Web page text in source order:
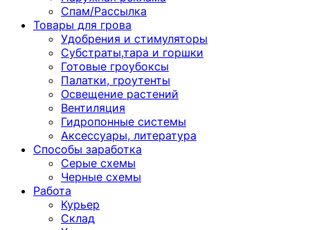
Спам/Рассылка
Товары для грова
Удобрения и стимуляторы
Субстраты,тара и горшки
Готовые гроубоксы
Палатки, гроутенты
Освещение растений
Вентиляция
Гидропонные системы
Аксессуары, литература
Способы заработка
Серые схемы
Черные схемы
Работа
Курьер
Склад